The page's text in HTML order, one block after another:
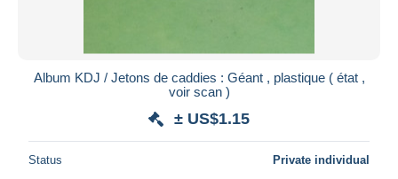
Album KDJ / Jetons de caddies : Géant , plastique ( état ,
voir scan )
± US$1.15
Status Private individual